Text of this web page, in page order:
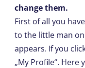
change them.
First of all you
to the little man
appears. If you
„My Profile“.